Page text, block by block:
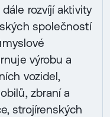
rozvíjí aktivity
společností
výrobu a
vozidel,
zbraní a
strojírenských